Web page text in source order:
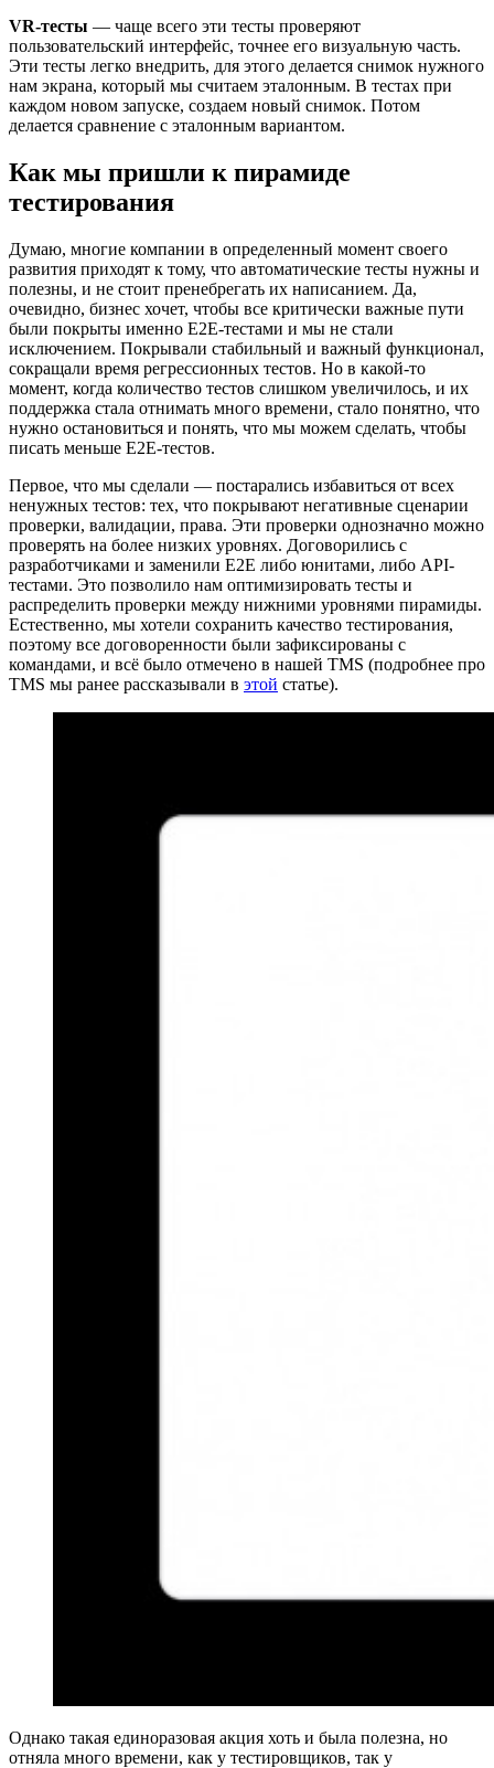
VR-тесты — чаще всего эти тесты проверяют
пользовательский интерфейс, точнее его визуальную часть.
Эти тесты легко внедрить, для этого делается снимок нужного
нам экрана, который мы считаем эталонным. В тестах при
каждом новом запуске, создаем новый снимок. Потом
делается сравнение с эталонным вариантом.
Как мы пришли к пирамиде
тестирования
Думаю, многие компании в определенный момент своего
развития приходят к тому, что автоматические тесты нужны и
полезны, и не стоит пренебрегать их написанием. Да,
очевидно, бизнес хочет, чтобы все критически важные пути
были покрыты именно E2E-тестами и мы не стали
исключением. Покрывали стабильный и важный функционал,
сокращали время регрессионных тестов. Но в какой-то
момент, когда количество тестов слишком увеличилось, и их
поддержка стала отнимать много времени, стало понятно, что
нужно остановиться и понять, что мы можем сделать, чтобы
писать меньше E2E-тестов.
Первое, что мы сделали — постарались избавиться от всех
ненужных тестов: тех, что покрывают негативные сценарии
проверки, валидации, права. Эти проверки однозначно можно
проверять на более низких уровнях. Договорились с
разработчиками и заменили E2E либо юнитами, либо API-
тестами. Это позволило нам оптимизировать тесты и
распределить проверки между нижними уровнями пирамиды.
Естественно, мы хотели сохранить качество тестирования,
поэтому все договоренности были зафиксированы с
командами, и всё было отмечено в нашей TMS (подробнее про
TMS мы ранее рассказывали в этой статье).
Однако такая единоразовая акция хоть и была полезна, но
отняла много времени, как у тестировщиков, так у